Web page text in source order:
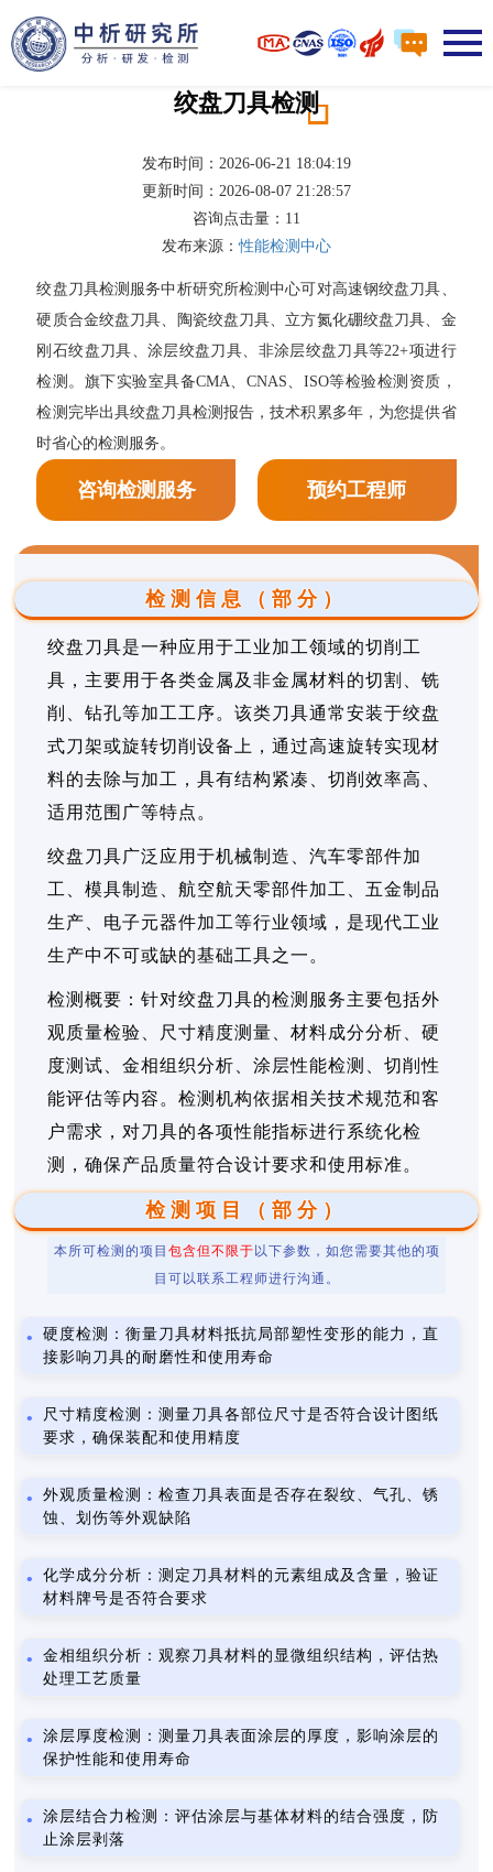
绞盘刀具检测
发布时间：2026-06-21 18:04:19
更新时间：2026-08-07 21:28:57
咨询点击量： 11
发布来源：性能检测中心
绞盘刀具检测服务中析研究所检测中心可对高速钢绞盘刀具、
硬质合金绞盘刀具、陶瓷绞盘刀具、立方氮化硼绞盘刀具、金
刚石绞盘刀具、涂层绞盘刀具、非涂层绞盘刀具等22+项进行
检测。旗下实验室具备CMA、CNAS、ISO等检验检测资质，
检测完毕出具绞盘刀具检测报告，技术积累多年，为您提供省
时省心的检测服务。
咨询检测服务 预约工程师
检测信息（部分）
绞盘刀具是一种应用于工业加工领域的切削工
具，主要用于各类金属及非金属材料的切割、铣
削、钻孔等加工工序。该类刀具通常安装于绞盘
式刀架或旋转切削设备上，通过高速旋转实现材
料的去除与加工，具有结构紧凑、切削效率高、
适用范围广等特点。
绞盘刀具广泛应用于机械制造、汽车零部件加
工、模具制造、航空航天零部件加工、五金制品
生产、电子元器件加工等行业领域，是现代工业
生产中不可或缺的基础工具之一。
检测概要：针对绞盘刀具的检测服务主要包括外
观质量检验、尺寸精度测量、材料成分分析、硬
度测试、金相组织分析、涂层性能检测、切削性
能评估等内容。检测机构依据相关技术规范和客
户需求，对刀具的各项性能指标进行系统化检
测，确保产品质量符合设计要求和使用标准。
检测项目（部分）
本所可检测的项目 包含但不限于 以下参数，如您需要其他的项
目可以联系工程师进行沟通。
硬度检测：衡量刀具材料抵抗局部塑性变形的能力，直
接影响刀具的耐磨性和使用寿命
尺寸精度检测：测量刀具各部位尺寸是否符合设计图纸
要求，确保装配和使用精度
外观质量检测：检查刀具表面是否存在裂纹、气孔、锈
蚀、划伤等外观缺陷
化学成分分析：测定刀具材料的元素组成及含量，验证
材料牌号是否符合要求
金相组织分析：观察刀具材料的显微组织结构，评估热
处理工艺质量
涂层厚度检测：测量刀具表面涂层的厚度，影响涂层的
保护性能和使用寿命
涂层结合力检测：评估涂层与基体材料的结合强度，防
止涂层剥落